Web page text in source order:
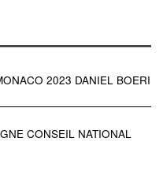
2023 DANIEL BOERI
CONSEIL NATIONAL